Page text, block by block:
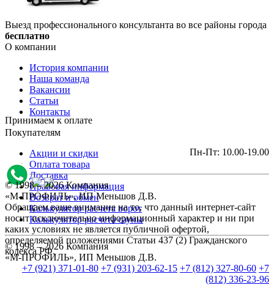
Выезд профессионального консультанта во все районы города
бесплатно
О компании
История компании
Наша команда
Вакансии
Статьи
Контакты
Покупателям
Акции и скидки
Оплата товара
Доставка
Правовая информация
Возврат и обмен
Калькулятор расчета ворот
Калькулятор расчета сауны
© 1998 – 2026 Компания
«М-ПРОФИЛЬ», ИП Меньшов Д.В.
+7 (921) 371-01-80 +7 (931) 203-62-15 +7 (812) 327-80-60 +7
(812) 336-23-96
Принимаем к оплате
Пн-Пт: 10.00-19.00
© 1998 – 2026 Компания
«М-ПРОФИЛЬ», ИП Меньшов Д.В.
Обращаем ваше внимание на то, что данный интернет-сайт
носит исключительно информационный характер и ни при
каких условиях не является публичной офертой,
определяемой положениями Статьи 437 (2) Гражданского
кодекса РФ.